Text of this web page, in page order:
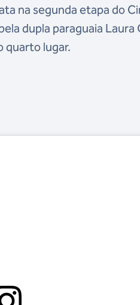
na segunda etapa do
dupla paraguaia
quarto lugar.